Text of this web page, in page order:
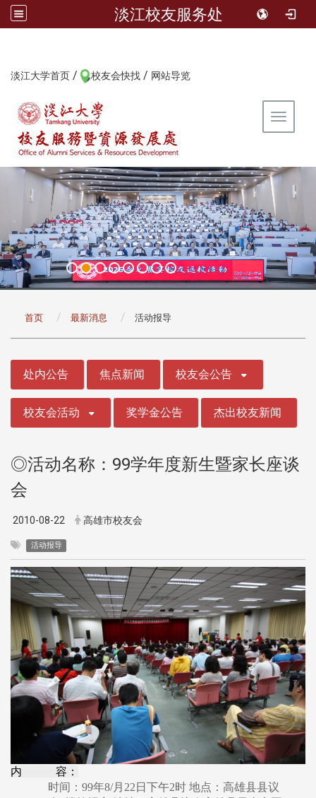
淡江校友服务处
淡江大学首页 / 校友会快找 / 网站导览
Toggle
首页 最新消息 活动报导
处内公告 焦点新闻 校友会公告
校友会活动 奖学金公告 杰出校友新闻
◎活动名称：99学年度新生暨家长座谈
会
2010-08-22 高雄市校友会
活动报导
内 容：
时间：99年8/月22日下午2时 地点：高雄县县议